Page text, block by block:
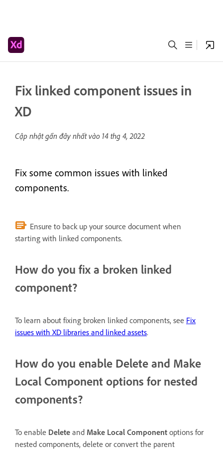
Fix linked component issues in
XD
Cập nhật gần đây nhất vào 14 thg 4, 2022
Fix some common issues with linked
components.
Ensure to back up your source document when
starting with linked components.
How do you fix a broken linked
component?
To learn about fixing broken linked components, see Fix
issues with XD libraries and linked assets.
How do you enable Delete and Make
Local Component options for nested
components?
To enable Delete and Make Local Component options for
nested components, delete or convert the parent